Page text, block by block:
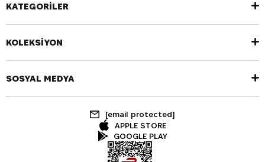
KATEGORİLER
KOLEKSİYON
SOSYAL MEDYA
[email protected]
APPLE STORE
GOOGLE PLAY